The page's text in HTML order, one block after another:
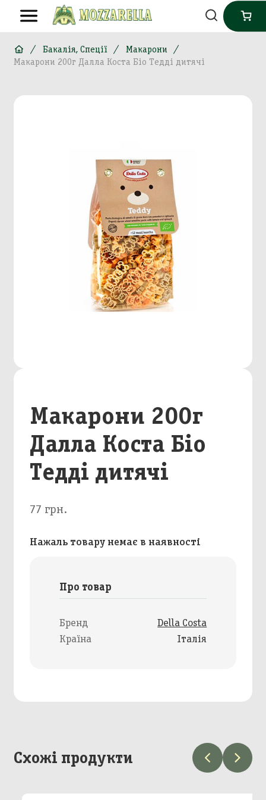
Бакалія, Спеції
Макарони
Макарони 200г Далла Коста Біо Тедді дитячі
Макарони 200г
Далла Коста Біо
Тедді дитячі
77 грн.
Нажаль товару немає в наявності
Про товар
Бренд
Della Costa
Країна
Італія
Схожі продукти